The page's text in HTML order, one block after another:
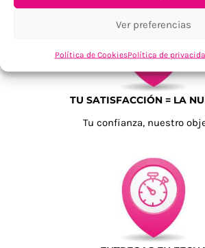
Ver preferencias
Política de CookiesPolítica de
TU SATISFACCIÓN = LA
Tu confianza, nuestro